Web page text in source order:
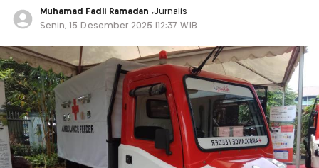
Muhamad Fadli Ramadan,Jurnalis
Senin, 15 Desember 2025 |12:37 WIB